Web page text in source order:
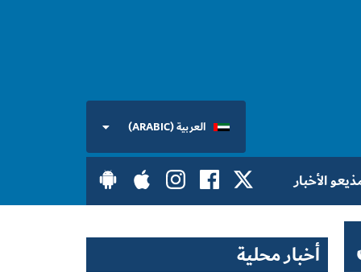
العربية (ARABIC)
الأخبار
أخبار محلية